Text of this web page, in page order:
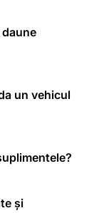
un vehicul
și